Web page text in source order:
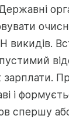
викидів.
зарплати.
і
спершу